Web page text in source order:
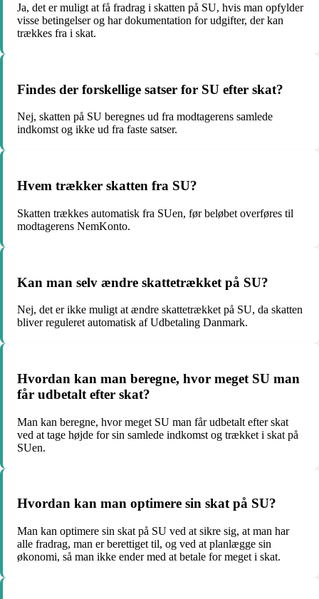
Ja, det er muligt at få fradrag i skatten på SU, hvis man opfylder
visse betingelser og har dokumentation for udgifter, der kan
trækkes fra i skat.
Findes der forskellige satser for SU efter skat?
Nej, skatten på SU beregnes ud fra modtagerens samlede
indkomst og ikke ud fra faste satser.
Hvem trækker skatten fra SU?
Skatten trækkes automatisk fra SUen, før beløbet overføres til
modtagerens NemKonto.
Kan man selv ændre skattetrækket på SU?
Nej, det er ikke muligt at ændre skattetrækket på SU, da skatten
bliver reguleret automatisk af Udbetaling Danmark.
Hvordan kan man beregne, hvor meget SU man
får udbetalt efter skat?
Man kan beregne, hvor meget SU man får udbetalt efter skat
ved at tage højde for sin samlede indkomst og trækket i skat på
SUen.
Hvordan kan man optimere sin skat på SU?
Man kan optimere sin skat på SU ved at sikre sig, at man har
alle fradrag, man er berettiget til, og ved at planlægge sin
økonomi, så man ikke ender med at betale for meget i skat.